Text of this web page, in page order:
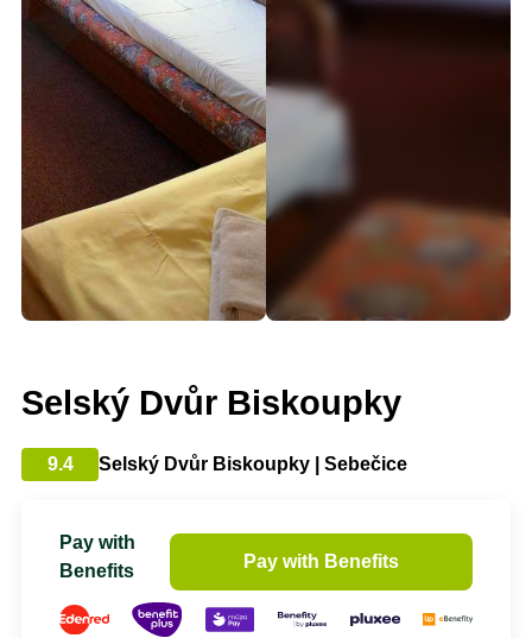
Selský Dvůr Biskoupky
9.4 Selský Dvůr Biskoupky | Sebečice
Pay with
Benefits
Pay with Benefits